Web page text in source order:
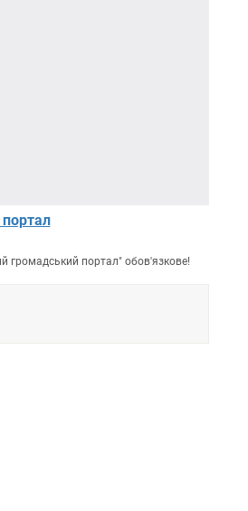
громадський портал" обов'язкове!